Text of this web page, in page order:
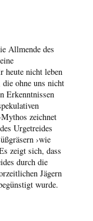
Allmende des
heute nicht leben
ohne uns nicht
Erkenntnissen
zeichnet
Urgetreides
›wie
zeigt sich, dass
durch die
Jägern
wurde.